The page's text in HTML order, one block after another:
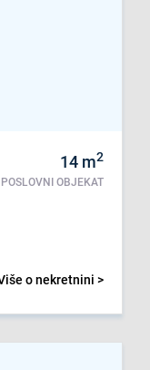
14 m2
POSLOVNI OBJEKAT
o nekretnini >